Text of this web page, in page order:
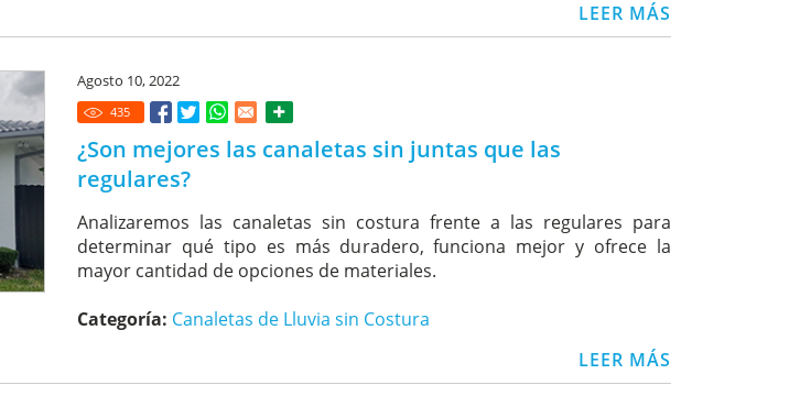
LEER MÁS
Agosto 10, 2022
435
¿Son mejores las canaletas sin juntas que las
regulares?
Analizaremos las canaletas sin costura frente a las regulares para
determinar qué tipo es más duradero, funciona mejor y ofrece la
mayor cantidad de opciones de materiales.
Categoría: Canaletas de Lluvia sin Costura
LEER MÁS